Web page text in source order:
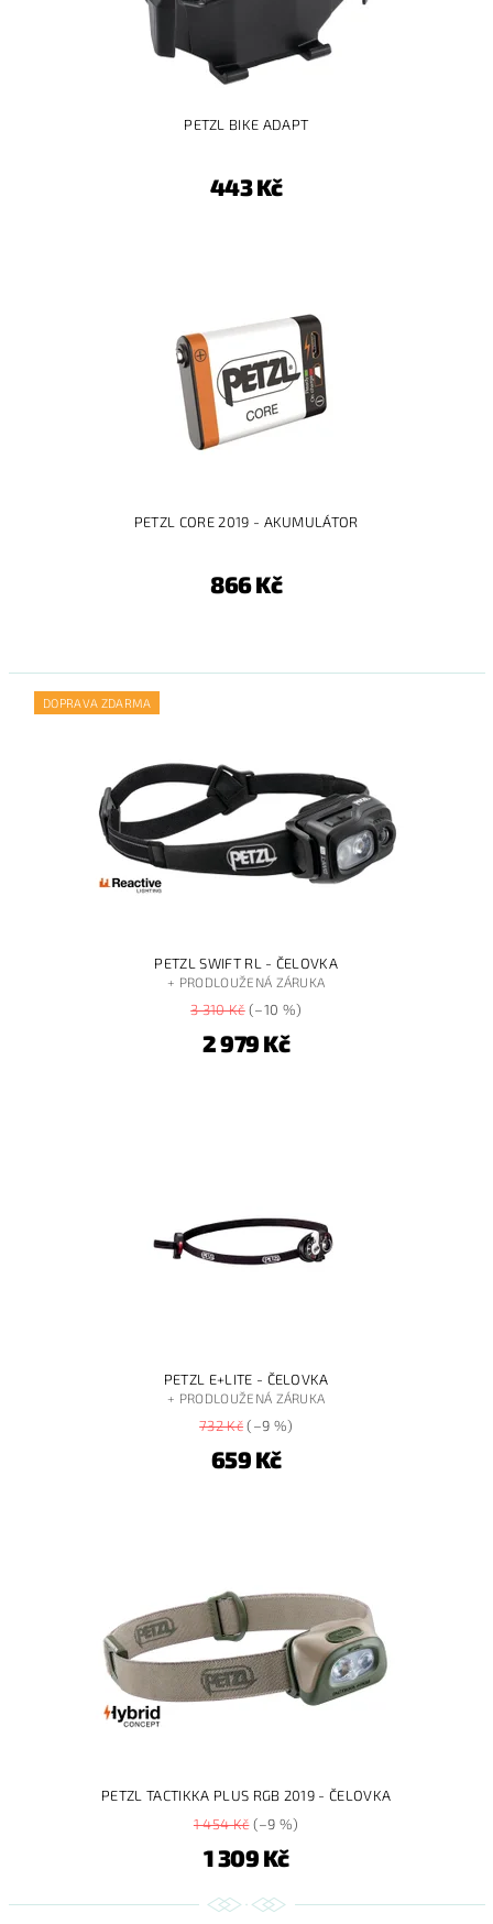
PETZL BIKE ADAPT
443 Kč
PETZL CORE 2019 - AKUMULÁTOR
866 Kč
DOPRAVA ZDARMA
PETZL SWIFT RL - ČELOVKA
+ PRODLOUŽENÁ ZÁRUKA
3 310 Kč(–10 %)
2 979 Kč
PETZL E+LITE - ČELOVKA
+ PRODLOUŽENÁ ZÁRUKA
732 Kč(–9 %)
659 Kč
PETZL TACTIKKA PLUS RGB 2019 - ČELOVKA
1 454 Kč(–9 %)
1 309 Kč